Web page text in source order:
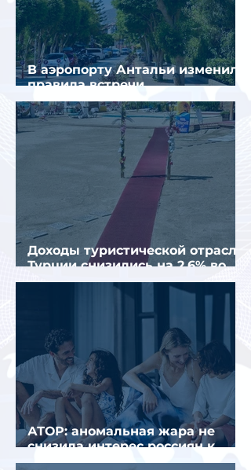
В аэропорту Антальи изменили
правила встречи
организованных туристов
Доходы туристической отрасли
Турции снизились на 2,6% во
втором квартале 2026 года
АТОР: аномальная жара не
снизила интерес россиян к
летнему отдыху в Европе